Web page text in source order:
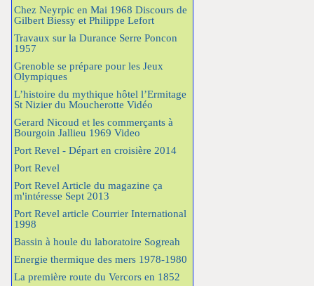
Chez Neyrpic en Mai 1968 Discours de
Gilbert Biessy et Philippe Lefort
Travaux sur la Durance Serre Poncon
1957
Grenoble se prépare pour les Jeux
Olympiques
L’histoire du mythique hôtel l’Ermitage
St Nizier du Moucherotte Vidéo
Gerard Nicoud et les commerçants à
Bourgoin Jallieu 1969 Video
Port Revel - Départ en croisière 2014
Port Revel
Port Revel Article du magazine ça
m'intéresse Sept 2013
Port Revel article Courrier International
1998
Bassin à houle du laboratoire Sogreah
Energie thermique des mers 1978-1980
La première route du Vercors en 1852